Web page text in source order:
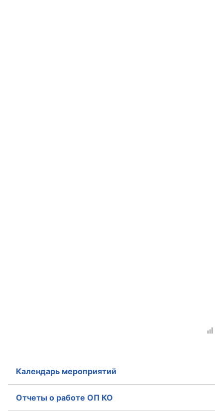
Календарь мероприятий
Отчеты о работе ОП КО